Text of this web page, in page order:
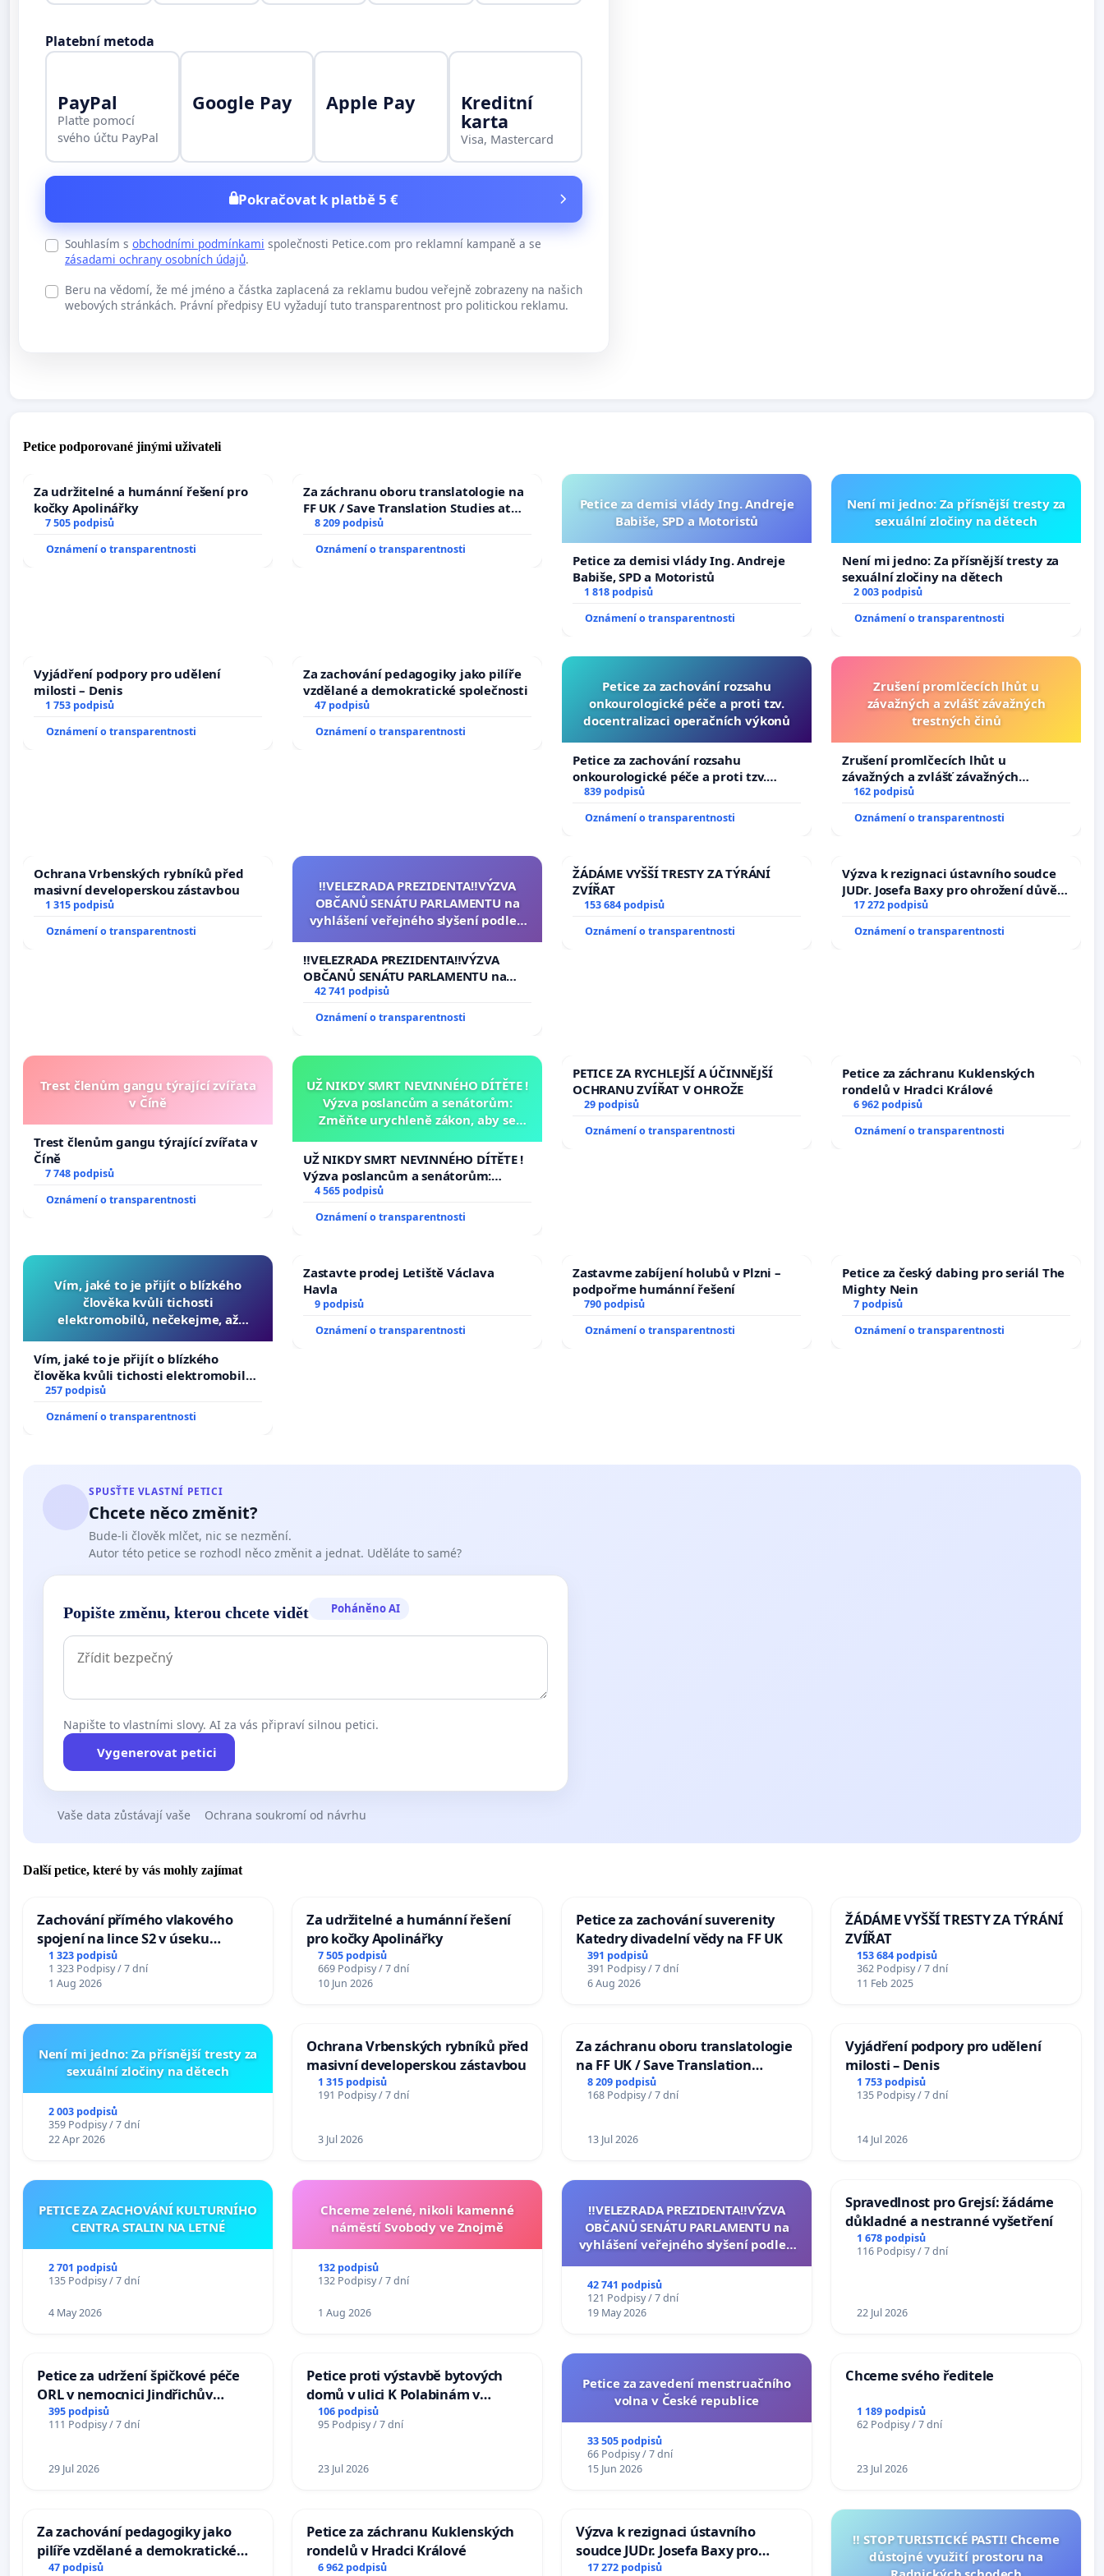
Platební metoda
PayPal
Plaťte pomocí
svého účtu PayPal
Google Pay Apple Pay Kreditní
karta
Visa, Mastercard
Pokračovat k platbě 5 €
Souhlasím s obchodními podmínkami společnosti Petice.com pro reklamní kampaně a se
zásadami ochrany osobních údajů.
Beru na vědomí, že mé jméno a částka zaplacená za reklamu budou veřejně zobrazeny na našich
webových stránkách. Právní předpisy EU vyžadují tuto transparentnost pro politickou reklamu.
Petice podporované jinými uživateli
Za udržitelné a humánní řešení pro
kočky Apolinářky
7 505 podpisů
Oznámení o transparentnosti
Za záchranu oboru translatologie na
FF UK / Save Translation Studies at
the Faculty of Arts, Charles
8 209 podpisů
Oznámení o transparentnosti
Petice za demisi vlády Ing. Andreje
Babiše, SPD a Motoristů
Petice za demisi vlády Ing. Andreje
Babiše, SPD a Motoristů
1 818 podpisů
Oznámení o transparentnosti
Není mi jedno: Za přísnější tresty za
sexuální zločiny na dětech
Není mi jedno: Za přísnější tresty za
sexuální zločiny na dětech
2 003 podpisů
Oznámení o transparentnosti
Vyjádření podpory pro udělení
milosti – Denis
1 753 podpisů
Oznámení o transparentnosti
Za zachování pedagogiky jako pilíře
vzdělané a demokratické společnosti
47 podpisů
Oznámení o transparentnosti
Petice za zachování rozsahu
onkourologické péče a proti tzv.
docentralizaci operačních výkonů
Petice za zachování rozsahu
onkourologické péče a proti tzv.
docentralizaci operačních výkonů
839 podpisů
Oznámení o transparentnosti
Zrušení promlčecích lhůt u
závažných a zvlášť závažných
trestných činů
Zrušení promlčecích lhůt u
závažných a zvlášť závažných
trestných činů
162 podpisů
Oznámení o transparentnosti
Ochrana Vrbenských rybníků před
masivní developerskou zástavbou
1 315 podpisů
Oznámení o transparentnosti
‼️VELEZRADA PREZIDENTA‼️VÝZVA
OBČANŮ SENÁTU PARLAMENTU na
vyhlášení veřejného slyšení podle §
na přijetí usnesení k podání ústavní
žaloby na prezidenta republiky
‼️VELEZRADA PREZIDENTA‼️VÝZVA
OBČANŮ SENÁTU PARLAMENTU na
vyhlášení veřejného slyšení podle §
na přijetí usnesení k podání ústavní
42 741 podpisů
Oznámení o transparentnosti
ŽÁDÁME VYŠŠÍ TRESTY ZA TÝRÁNÍ
ZVÍŘAT
153 684 podpisů
Oznámení o transparentnosti
Výzva k rezignaci ústavního soudce
JUDr. Josefa Baxy pro ohrožení důvěry
ve spravedlivý proces
17 272 podpisů
Oznámení o transparentnosti
Trest členům gangu týrající zvířata
v Číně
Trest členům gangu týrající zvířata v
Číně
7 748 podpisů
Oznámení o transparentnosti
UŽ NIKDY SMRT NEVINNÉHO DÍTĚTE !
Výzva poslancům a senátorům:
Změňte urychleně zákon, aby se
opakovat!
UŽ NIKDY SMRT NEVINNÉHO DÍTĚTE !
Výzva poslancům a senátorům:
Změňte urychleně zákon, aby se
opakovat!
4 565 podpisů
Oznámení o transparentnosti
PETICE ZA RYCHLEJŠÍ A ÚČINNĚJŠÍ
OCHRANU ZVÍŘAT V OHROŽE
29 podpisů
Oznámení o transparentnosti
Petice za záchranu Kuklenských
rondelů v Hradci Králové
6 962 podpisů
Oznámení o transparentnosti
Vím, jaké to je přijít o blízkého
člověka kvůli tichosti
elektromobilů, nečekejme, až
auta!
Vím, jaké to je přijít o blízkého
člověka kvůli tichosti elektromobilů,
nečekejme, až přibydou další,
257 podpisů
Oznámení o transparentnosti
Zastavte prodej Letiště Václava
Havla
9 podpisů
Oznámení o transparentnosti
Zastavme zabíjení holubů v Plzni –
podpořme humánní řešení
790 podpisů
Oznámení o transparentnosti
Petice za český dabing pro seriál The
Mighty Nein
7 podpisů
Oznámení o transparentnosti
SPUSŤTE VLASTNÍ PETICI
Chcete něco změnit?
Bude-li člověk mlčet, nic se nezmění.
Autor této petice se rozhodl něco změnit a jednat. Uděláte to samé?
Popište změnu, kterou chcete vidět Poháněno AI
Napište to vlastními slovy. AI za vás připraví silnou petici.
Vygenerovat petici
Vaše data zůstávají vaše Ochrana soukromí od návrhu
Další petice, které by vás mohly zajímat
Zachování přímého vlakového
spojení na lince S2 v úseku
Ostrava – Bohumín – Karviná –
Mosty u Jablunkova
1 323 podpisů
1 323 Podpisy / 7 dní
1 Aug 2026
Za udržitelné a humánní řešení
pro kočky Apolinářky
7 505 podpisů
669 Podpisy / 7 dní
10 Jun 2026
Petice za zachování suverenity
Katedry divadelní vědy na FF UK
391 podpisů
391 Podpisy / 7 dní
6 Aug 2026
ŽÁDÁME VYŠŠÍ TRESTY ZA TÝRÁNÍ
ZVÍŘAT
153 684 podpisů
362 Podpisy / 7 dní
11 Feb 2025
Není mi jedno: Za přísnější tresty za
sexuální zločiny na dětech
2 003 podpisů
359 Podpisy / 7 dní
22 Apr 2026
Ochrana Vrbenských rybníků před
masivní developerskou zástavbou
1 315 podpisů
191 Podpisy / 7 dní
3 Jul 2026
Za záchranu oboru translatologie
na FF UK / Save Translation
Studies at the Faculty of Arts,
Charles University
8 209 podpisů
168 Podpisy / 7 dní
13 Jul 2026
Vyjádření podpory pro udělení
milosti – Denis
1 753 podpisů
135 Podpisy / 7 dní
14 Jul 2026
PETICE ZA ZACHOVÁNÍ KULTURNÍHO
CENTRA STALIN NA LETNÉ
2 701 podpisů
135 Podpisy / 7 dní
4 May 2026
Chceme zelené, nikoli kamenné
náměstí Svobody ve Znojmě
132 podpisů
132 Podpisy / 7 dní
1 Aug 2026
‼️VELEZRADA PREZIDENTA‼️VÝZVA
OBČANŮ SENÁTU PARLAMENTU na
vyhlášení veřejného slyšení podle §
na přijetí usnesení k podání ústavní
žaloby na prezidenta republiky
42 741 podpisů
121 Podpisy / 7 dní
19 May 2026
Spravedlnost pro Grejsí: žádáme
důkladné a nestranné vyšetření
1 678 podpisů
116 Podpisy / 7 dní
22 Jul 2026
Petice za udržení špičkové péče
ORL v nemocnici Jindřichův
Hradec
395 podpisů
111 Podpisy / 7 dní
29 Jul 2026
Petice proti výstavbě bytových
domů v ulici K Polabinám v
Pardubicích
106 podpisů
95 Podpisy / 7 dní
23 Jul 2026
Petice za zavedení menstruačního
volna v České republice
33 505 podpisů
66 Podpisy / 7 dní
15 Jun 2026
Chceme svého ředitele
1 189 podpisů
62 Podpisy / 7 dní
23 Jul 2026
Za zachování pedagogiky jako
pilíře vzdělané a demokratické
společnosti
47 podpisů
Petice za záchranu Kuklenských
rondelů v Hradci Králové
6 962 podpisů
Výzva k rezignaci ústavního
soudce JUDr. Josefa Baxy pro
ohrožení důvěry ve spravedlivý
17 272 podpisů
‼️ STOP TURISTICKÉ PASTI! Chceme
důstojné využití prostoru na